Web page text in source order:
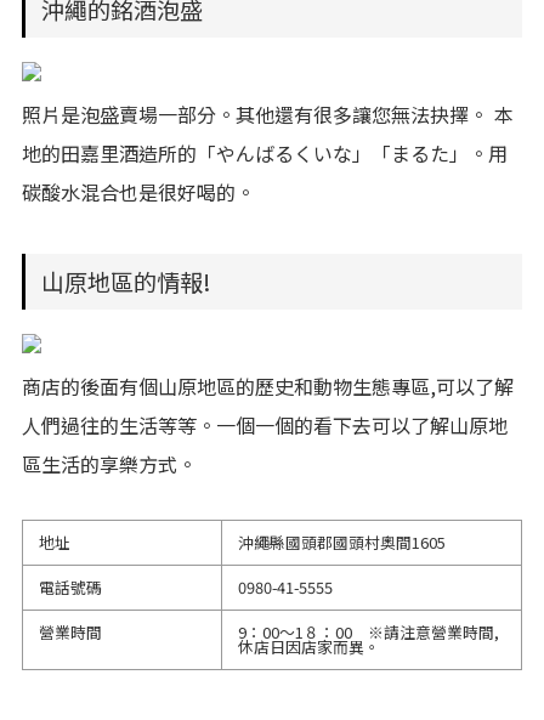
沖繩的銘酒泡盛
照片是泡盛賣場一部分。其他還有很多讓您無法抉擇。 本
地的田嘉里酒造所的「やんばるくいな」「まるた」。用
碳酸水混合也是很好喝的。
山原地區的情報!
商店的後面有個山原地區的歷史和動物生態專區,可以了解
人們過往的生活等等。一個一個的看下去可以了解山原地
區生活的享樂方式。
地址
沖繩縣國頭郡國頭村奧間1605
電話號碼
0980-41-5555
營業時間
9：00～1８：00 ※請注意營業時間,
休店日因店家而異。